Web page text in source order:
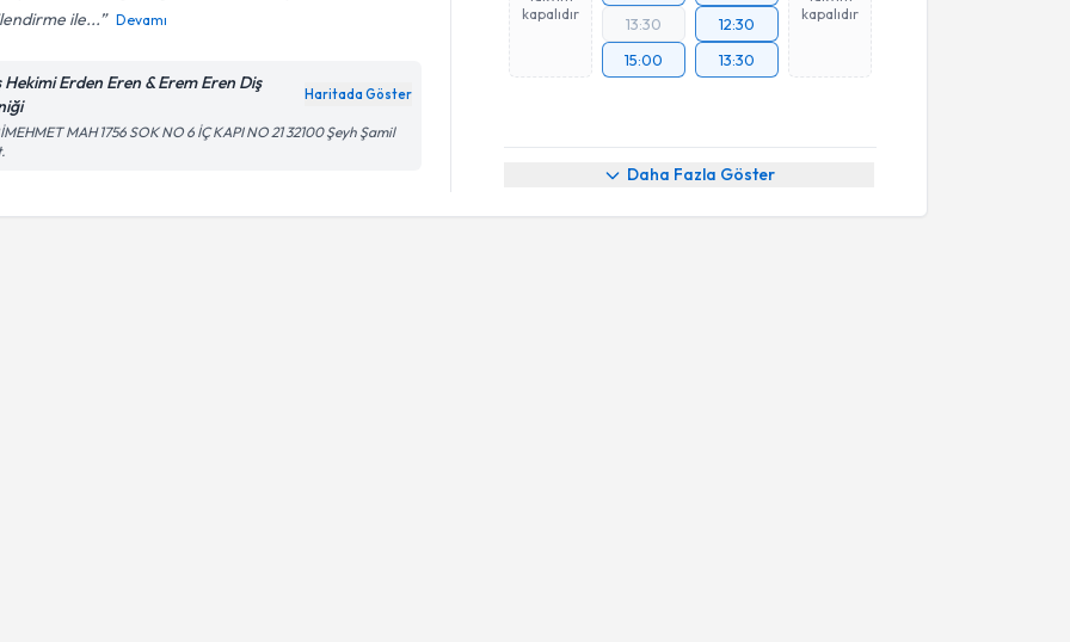
ile...
Devamı
Hekimi Erden Eren & Erem Eren Diş
Haritada Göster
MAH 1756 SOK NO 6 İÇ KAPI NO 21 32100 Şeyh Şamil
kapalıdır
13:30
15:00
12:30
13:30
kapalıdır
Daha Fazla Göster